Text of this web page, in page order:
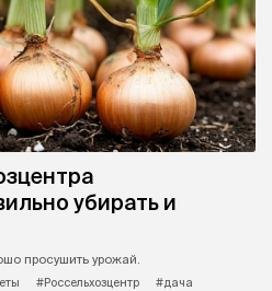
убирать и
просушить урожай.
#Россельхозцентр
#дача